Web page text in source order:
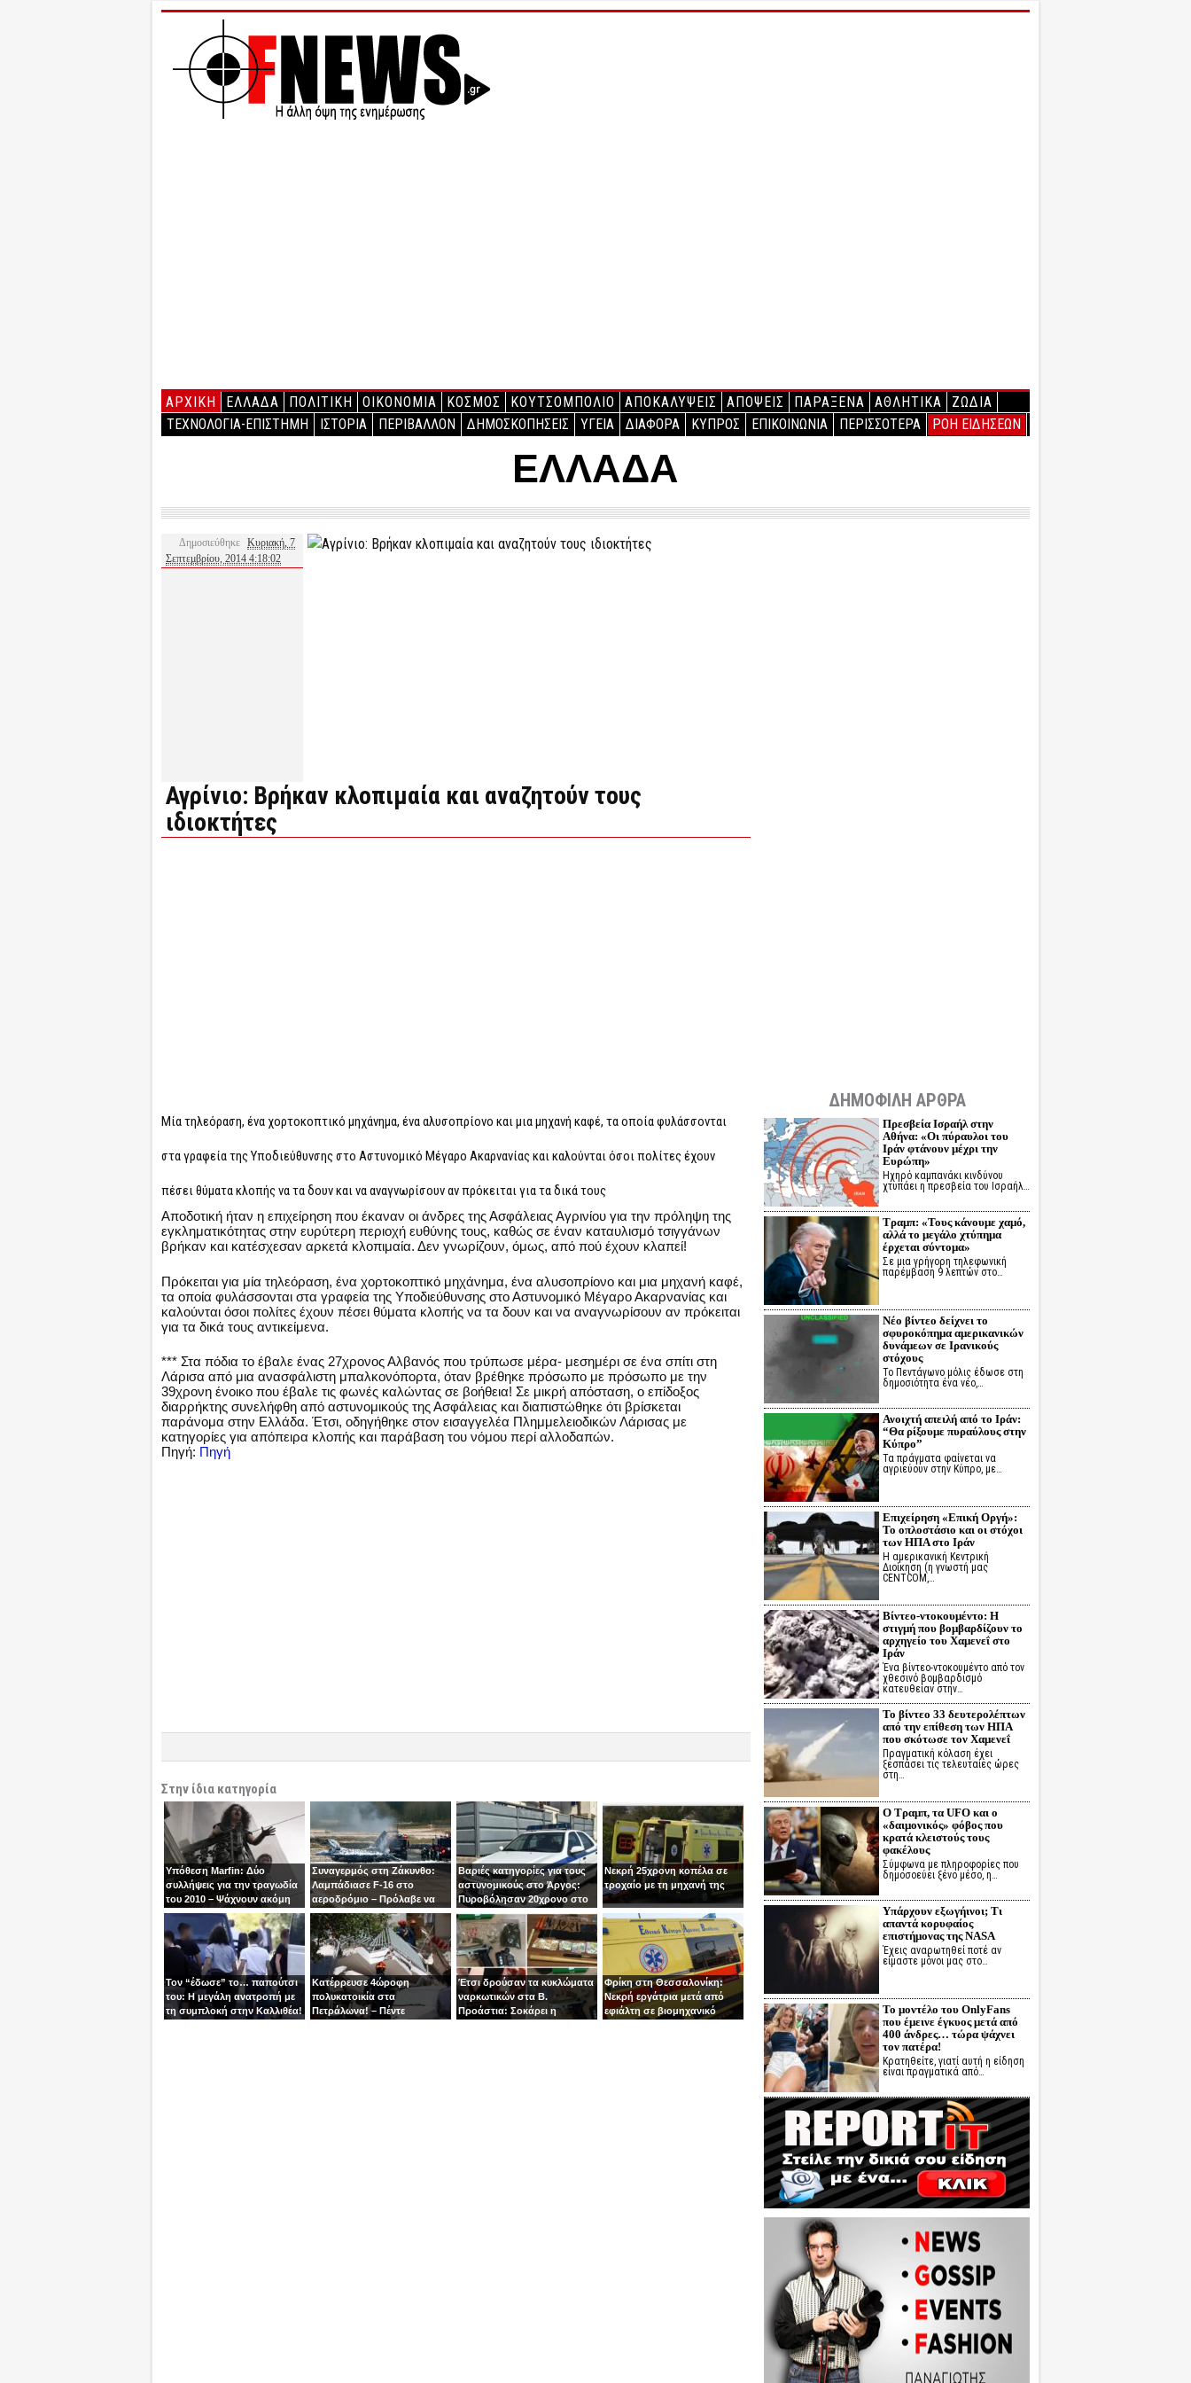
ΑΡΧΙΚΉ ΕΛΛΑΔΑ ΠΟΛΙΤΙΚΗ ΟΙΚΟΝΟΜΙΑ ΚΟΣΜΟΣ ΚΟΥΤΣΟΜΠΟΛΙΟ ΑΠΟΚΑΛΥΨΕΙΣ ΑΠΟΨΕΙΣ ΠΑΡΑΞΕΝΑ ΑΘΛΗΤΙΚΑ
ΖΩΔΙΑ
ΤΕΧΝΟΛΟΓΙΑ-ΕΠΙΣΤΗΜΗ
ΙΣΤΟΡΙΑ ΠΕΡΙΒΑΛΛΟΝ ΔΗΜΟΣΚΟΠΗΣΕΙΣ ΥΓΕΙΑ ΔΙΑΦΟΡΑ ΚΥΠΡΟΣ ΕΠΙΚΟΙΝΩΝΙΑ ΠΕΡΙΣΣΟΤΕΡΑ ΡΟΗ ΕΙΔΗΣΕΩΝ
ΕΛΛΑΔΑ
Δημοσιεύθηκε Κυριακή, 7
Σεπτεμβρίου, 2014 4:18:02
Αγρίνιο: Βρήκαν κλοπιμαία και αναζητούν τους
ιδιοκτήτες
Μία τηλεόραση, ένα χορτοκοπτικό μηχάνημα, ένα αλυσοπρίονο και μια μηχανή καφέ, τα οποία φυλάσσονται
στα γραφεία της Υποδιεύθυνσης στο Αστυνομικό Mέγαρο Ακαρνανίας και καλούνται όσοι πολίτες έχουν
πέσει θύματα κλοπής να τα δουν και να αναγνωρίσουν αν πρόκειται για τα δικά τους
Αποδοτική ήταν η επιχείρηση που έκαναν οι άνδρες της Ασφάλειας Αγρινίου για την πρόληψη της
εγκληματικότητας στην ευρύτερη περιοχή ευθύνης τους, καθώς σε έναν καταυλισμό τσιγγάνων
βρήκαν και κατέσχεσαν αρκετά κλοπιμαία. Δεν γνωρίζουν, όμως, από πού έχουν κλαπεί!
Πρόκειται για μία τηλεόραση, ένα χορτοκοπτικό μηχάνημα, ένα αλυσοπρίονο και μια μηχανή καφέ,
τα οποία φυλάσσονται στα γραφεία της Υποδιεύθυνσης στο Αστυνομικό Mέγαρο Ακαρνανίας και
καλούνται όσοι πολίτες έχουν πέσει θύματα κλοπής να τα δουν και να αναγνωρίσουν αν πρόκειται
για τα δικά τους αντικείμενα.
*** Στα πόδια το έβαλε ένας 27χρονος Αλβανός που τρύπωσε μέρα- μεσημέρι σε ένα σπίτι στη
Λάρισα από μια ανασφάλιστη μπαλκονόπορτα, όταν βρέθηκε πρόσωπο με πρόσωπο με την
39χρονη ένοικο που έβαλε τις φωνές καλώντας σε βοήθεια! Σε μικρή απόσταση, ο επίδοξος
διαρρήκτης συνελήφθη από αστυνομικούς της Ασφάλειας και διαπιστώθηκε ότι βρίσκεται
παράνομα στην Ελλάδα. Έτσι, οδηγήθηκε στον εισαγγελέα Πλημμελειοδικών Λάρισας με
κατηγορίες για απόπειρα κλοπής και παράβαση του νόμου περί αλλοδαπών.
Πηγή: Πηγή
Στην ίδια κατηγορία
Υπόθεση Marfin: Δύο
συλλήψεις για την τραγωδία
του 2010 – Ψάχνουν ακόμη
μία γυναίκα
Συναγερμός στη Ζάκυνθο:
Λαμπάδιασε F-16 στο
αεροδρόμιο – Πρόλαβε να
βγει την τελευταία στιγμή ο
χειριστής
Βαριές κατηγορίες για τους
αστυνομικούς στο Άργος:
Πυροβόλησαν 20χρονο στο
κεφάλι
Νεκρή 25χρονη κοπέλα σε
τροχαίο με τη μηχανή της
Τον “έδωσε” το… παπούτσι
του: Η μεγάλη ανατροπή με
τη συμπλοκή στην Καλλιθέα!
Κατέρρευσε 4ώροφη
πολυκατοικία στα
Πετράλωνα! – Πέντε
Έτσι δρούσαν τα κυκλώματα
ναρκωτικών στα Β.
Προάστια: Σοκάρει η
Φρίκη στη Θεσσαλονίκη:
Νεκρή εργάτρια μετά από
εφιάλτη σε βιομηχανικό
ΔΗΜΟΦΙΛΗ ΑΡΘΡΑ
Πρεσβεία Ισραήλ στην
Αθήνα: «Οι πύραυλοι του
Ιράν φτάνουν μέχρι την
Ευρώπη»
Ηχηρό καμπανάκι κινδύνου
χτυπάει η πρεσβεία του Ισραήλ…
Τραμπ: «Τους κάνουμε χαμό,
αλλά το μεγάλο χτύπημα
έρχεται σύντομα»
Σε μια γρήγορη τηλεφωνική
παρέμβαση 9 λεπτών στο…
Νέο βίντεο δείχνει το
σφυροκόπημα αμερικανικών
δυνάμεων σε Ιρανικούς
στόχους
Το Πεντάγωνο μόλις έδωσε στη
δημοσιότητα ένα νέο,…
Ανοιχτή απειλή από το Ιράν:
“Θα ρίξουμε πυραύλους στην
Κύπρο”
Τα πράγματα φαίνεται να
αγριεύουν στην Κύπρο, με…
Επιχείρηση «Επική Οργή»:
Το οπλοστάσιο και οι στόχοι
των ΗΠΑ στο Ιράν
Η αμερικανική Κεντρική
Διοίκηση (η γνωστή μας
CENTCOM,…
Βίντεο-ντοκουμέντο: Η
στιγμή που βομβαρδίζουν το
αρχηγείο του Χαμενεΐ στο
Ιράν
Ένα βίντεο-ντοκουμέντο από τον
χθεσινό βομβαρδισμό
κατευθείαν στην…
Το βίντεο 33 δευτερολέπτων
από την επίθεση των ΗΠΑ
που σκότωσε τον Χαμενεΐ
Πραγματική κόλαση έχει
ξεσπάσει τις τελευταίες ώρες
στη…
Ο Τραμπ, τα UFO και ο
«δαιμονικός» φόβος που
κρατά κλειστούς τους
φακέλους
Σύμφωνα με πληροφορίες που
δημοσοεύει ξένο μέσο, η…
Υπάρχουν εξωγήινοι; Τι
απαντά κορυφαίος
επιστήμονας της NASA
Έχεις αναρωτηθεί ποτέ αν
είμαστε μόνοι μας στο…
Το μοντέλο του OnlyFans
που έμεινε έγκυος μετά από
400 άνδρες… τώρα ψάχνει
τον πατέρα!
Κρατηθείτε, γιατί αυτή η είδηση
είναι πραγματικά από…